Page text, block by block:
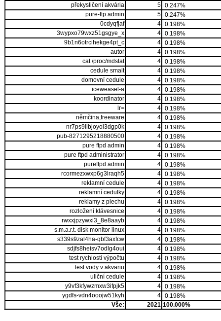
překysličení akvária
5 0.247%
pure-ftp admin
5 0.247%
0cdyqfjaf
4 0.198%
3wypxo79wxz51gsgye_x
4 0.198%
9b1n6otrcihekge4pt_c
4 0.198%
autor
4 0.198%
cat /proc/mdstat
4 0.198%
cedule smalt
4 0.198%
domovní cedule
4 0.198%
iceweasel-a
4 0.198%
koordinator
4 0.198%
lr=
4 0.198%
němčina,freeware
4 0.198%
nr7ps9llbjoyol3dgp0k
4 0.198%
pub-8271295218880500
4 0.198%
pure ftpd admin
4 0.198%
pure ftpd administrator
4 0.198%
pureftpd admin
4 0.198%
rcormezxwxp6g3lraqh5
4 0.198%
reklamní cedule
4 0.198%
reklamní cedulky
4 0.198%
reklamy z plechu
4 0.198%
rozložení klávesnice
4 0.198%
rwxxjpzywxi3_8e8aayb
4 0.198%
s.m.a.r.t. disk monitor linux
4 0.198%
s339s9zal4ha-qbf3axfcw
4 0.198%
sdjfs8heisv7odlg4oui
4 0.198%
test rychlosti výpočtu
4 0.198%
test vody v akvariu
4 0.198%
uliční cedule
4 0.198%
y9vf3kfywzmxw3ifpjk5
4 0.198%
ygdfs-vdn4ooojw51kyh
4 0.198%
Vše:
2021 100.000%